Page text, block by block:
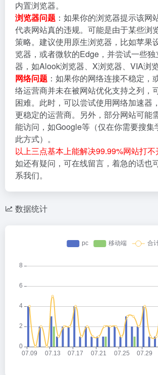
内置浏览器。
浏览器问题 ：如果你的浏览器提示该网
代表网站真的违规。可能是由于某些浏
策略。建议使用原生浏览器，比如苹果
览器，或者微软的Edge，并尝试一些
器，如Alook浏览器、X浏览器、VIA浏览
网络问题 ：如果你的网络连接不稳定，
络运营商并未在被网站优化支持之列，
困难。此时，可以尝试使用网络加速器
更稳定的运营商。另外，部分网站可能
能访问，如Google等（仅在你需要搜集
此方式）。
以上三点基本上能解决99.99%网站打不
如还有疑问，可在线留言，着急的话也
系我们。
数据统计